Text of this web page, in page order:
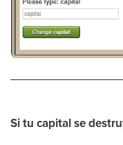
Si tu capital se